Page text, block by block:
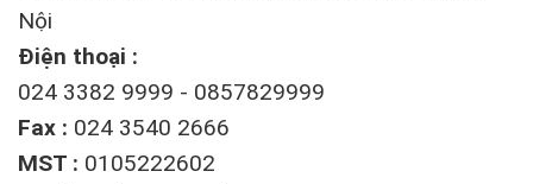
Nội
Điện thoại :
024 3382 9999 - 0857829999
Fax : 024 3540 2666
MST : 0105222602